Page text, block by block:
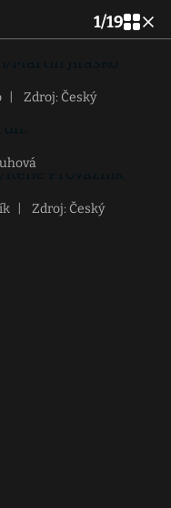
1/19
Zdroj: Český
Zdroj: Český